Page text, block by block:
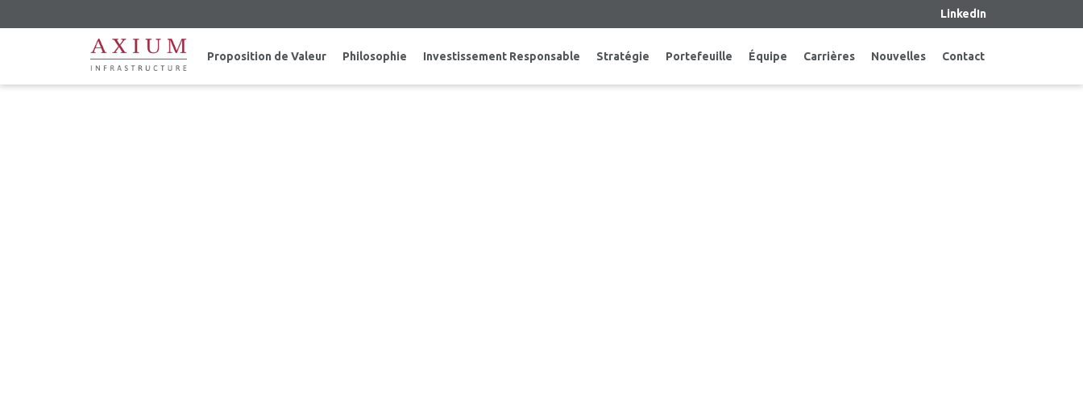
LinkedIn
Proposition de Valeur Philosophie Investissement Responsable Stratégie Portefeuille Équipe Carrières Nouvelles Contact